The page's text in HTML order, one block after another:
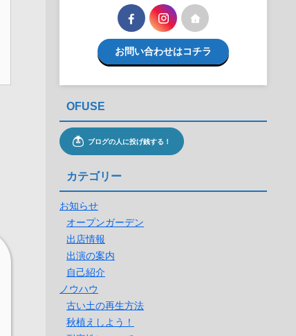
お問い合わせはコチラ
OFUSE
カテゴリー
お知らせ
オープンガーデン
出店情報
出演の案内
自己紹介
ノウハウ
古い土の再生方法
秋植えしよう！